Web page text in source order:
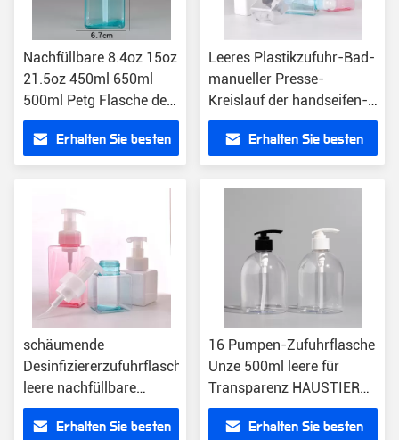
Nachfüllbare 8.4oz 15oz
21.5oz 450ml 650ml
500ml Petg Flasche der
grünen
Plastikshampoo-
Pumpflasche-
Erhalten Sie besten
Leeres Plastikzufuhr-Bad-
manueller Presse-
Kreislauf der handseifen-
Pumpflasche-280ml 9.4oz
Petg
Erhalten Sie besten
schäumende
Desinfiziererzufuhrflaschen
leere nachfüllbare
flüssige Handseife der
Hand 15oz
Erhalten Sie besten
16 Pumpen-Zufuhrflasche
Unze 500ml leere für
Transparenz HAUSTIER
Flasche des
Handdesinfizierers 500ml
Erhalten Sie besten